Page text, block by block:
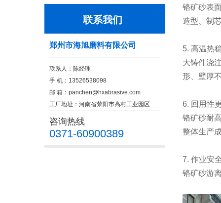
联系我们
郑州市海旭磨料有限公司
联系人：陈经理
手 机：13526538098
邮 箱： panchen@hxabrasive.com
工厂地址：河南省荥阳市高村工业园区
咨询热线
0371-60900389
铬矿砂表
造型、制
5. 高温热
大铸件浇
形、壁厚
6. 回用性
铬矿砂耐
整体生产
7. 作业安
铬矿砂游